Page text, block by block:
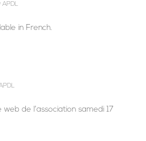
APDL
in French.
de l’association samedi 17